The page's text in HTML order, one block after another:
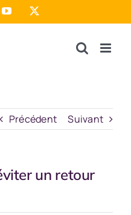
YouTube
Précédent Suivant
un retour